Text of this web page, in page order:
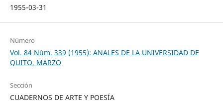
1955-03-31
Número
Vol. 84 Núm. 339 (1955): ANALES DE LA UNIVERSIDAD DE
QUITO, MARZO
Sección
CUADERNOS DE ARTE Y POESÍA